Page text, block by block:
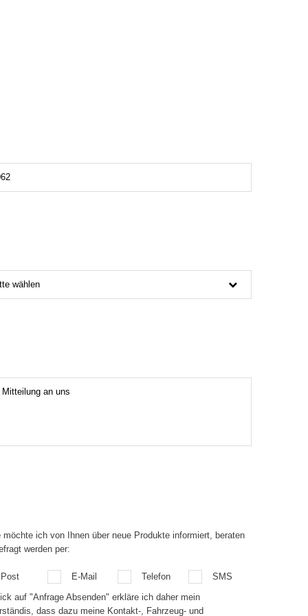
wählen
möchte ich von Ihnen über neue Produkte informiert, beraten
werden per:
Post E-Mail Telefon
SMS
auf "Anfrage Absenden" erkläre ich daher mein
dass dazu meine Kontakt-, Fahrzeug- und